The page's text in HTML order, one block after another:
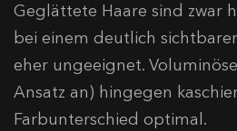
Geglättete Haare sind zwar
bei einem deutlich
eher ungeeignet.
Ansatz an) hingegen
Farbunterschied optimal.